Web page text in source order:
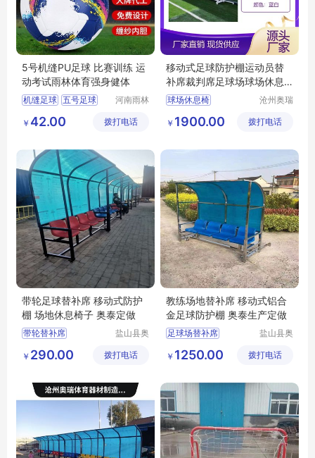
5号机缝PU足球 比赛训练 运
动考试雨林体育强身健体
机缝足球 五号足球
河南雨林
有限公司
￥ 42.00 拨打电话
移动式足球防护棚运动员替
补席裁判席足球场球场休息
椅厂家销售
球场休息椅
运动员替补席
沧州奥瑞
制造有限
￥ 1900.00 拨打电话
带轮足球替补席 移动式防护
棚 场地休息椅子 奥泰定做
带轮替补席
足球场地休息椅子
教练替补席
盐山县奥
材厂
￥ 290.00 拨打电话
教练场地替补席 移动式铝合
金足球防护棚 奥泰生产定做
足球场替补席
教练场地替补席
足球防护棚
盐山县奥
材厂
￥ 1250.00 拨打电话